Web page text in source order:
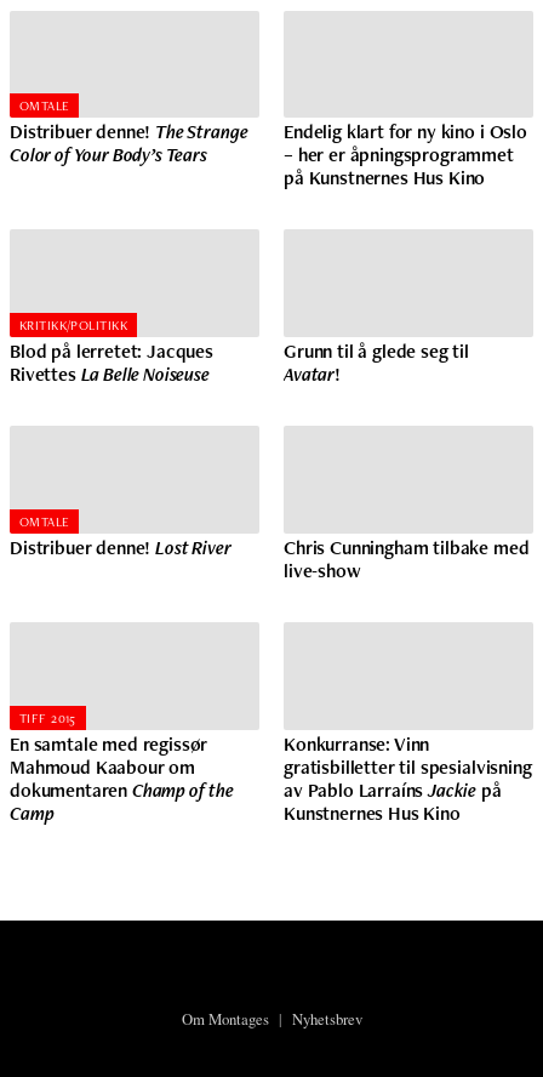
OMTALE
Distribuer denne! The Strange
Color of Your Body’s Tears
Endelig klart for ny kino i Oslo
– her er åpningsprogrammet
på Kunstnernes Hus Kino
KRITIKK/POLITIKK
Blod på lerretet: Jacques
RivettesLa Belle Noiseuse
Grunn til å glede seg til
Avatar!
OMTALE
Distribuer denne!Lost River
Chris Cunningham tilbake med
live-show
TIFF 2015
En samtale med regissør
Mahmoud Kaabour om
dokumentarenChamp of the
Camp
Konkurranse: Vinn
gratisbilletter til spesialvisning
av Pablo LarraínsJackie på
Kunstnernes Hus Kino
Om Montages| Nyhetsbrev